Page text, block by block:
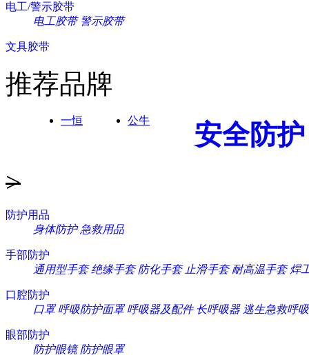
电工/警示胶带
电工胶带 警示胶带
文具胶带
推荐品牌
一恒 公牛 安全防护
>
防护用品
身体防护 急救用品
手部防护
通用型手套 绝缘手套 防化手套 止滑手套 耐高温手套 焊
口腔防护
口罩 呼吸防护面罩 呼吸器及配件 长呼吸器 逃生急救呼
眼部防护
防护眼镜 防护眼罩